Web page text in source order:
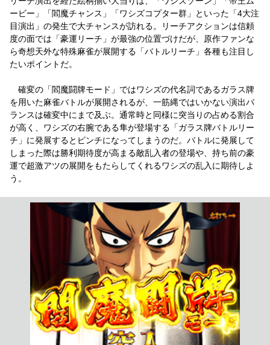
ービー」「閻魔チャンス」「ワシズコプター群」といった「4大注
目演出」の発生で大チャンスが訪れる。リーチアクションは信頼
度の面では「豪運リーチ」が最強の位置づけだが、原作ファンな
ら奇想天外な特殊麻雀が展開する「バトルリーチ」各種も注目し
たいポイントだ。
確変の「閻魔闘牌モード」ではワシズの代名詞であるガラス牌
を用いた麻雀バトルが展開されるが、一筋縄ではいかない演出バ
ランスは確変中にまで及ぶ。通常時と同様に突当りの占める割合
が高く、ワシズの右腕である隼が登場する「ガラス牌バトルリー
チ」に発展するとピンチになってしまうのだ。バトルに発展して
しまった際は勝利期待度が高まる敵乱入者の登場や、持ち前の豪
運で超激アツの展開をもたらしてくれるワシズの乱入に期待しよ
う。